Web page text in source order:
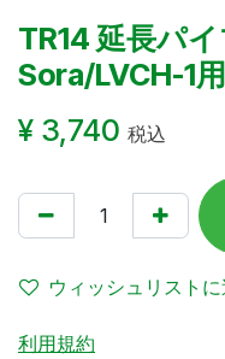
TR14 延長パイ
Sora/LVCH-1用
¥ 3,740 税込
ウィッシュリスト
利用規約